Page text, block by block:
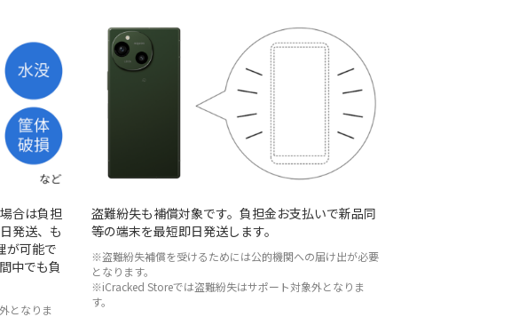
合は負担
発送、も
が可能で
中でも負
となりま
盗難紛失も補償対象です。負担金お支払いで新品同
等の端末を最短即日発送します。
※盗難紛失補償を受けるためには公的機関への届け出が必要
となります。
※iCracked Storeでは盗難紛失はサポート対象外となりま
す。